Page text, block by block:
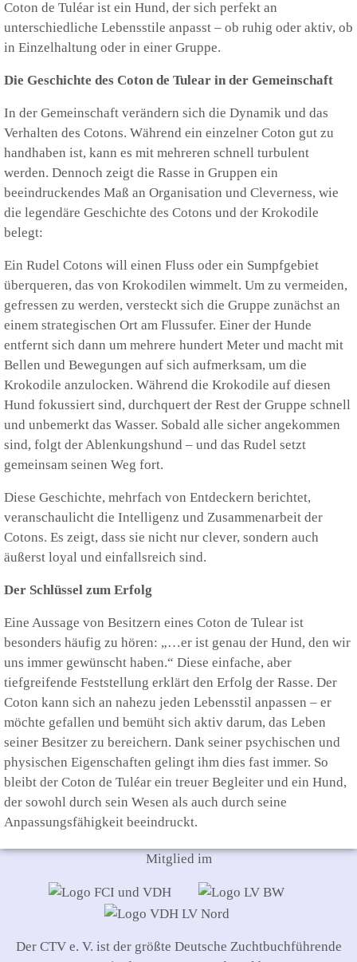
Coton de Tuléar ist ein Hund, der sich perfekt an
unterschiedliche Lebensstile anpasst – ob ruhig oder aktiv, ob
in Einzelhaltung oder in einer Gruppe.
Die Geschichte des Coton de Tulear in der Gemeinschaft
In der Gemeinschaft verändern sich die Dynamik und das
Verhalten des Cotons. Während ein einzelner Coton gut zu
handhaben ist, kann es mit mehreren schnell turbulent
werden. Dennoch zeigt die Rasse in Gruppen ein
beeindruckendes Maß an Organisation und Cleverness, wie
die legendäre Geschichte des Cotons und der Krokodile
belegt:
Ein Rudel Cotons will einen Fluss oder ein Sumpfgebiet
überqueren, das von Krokodilen wimmelt. Um zu vermeiden,
gefressen zu werden, versteckt sich die Gruppe zunächst an
einem strategischen Ort am Flussufer. Einer der Hunde
entfernt sich dann um mehrere hundert Meter und macht mit
Bellen und Bewegungen auf sich aufmerksam, um die
Krokodile anzulocken. Während die Krokodile auf diesen
Hund fokussiert sind, durchquert der Rest der Gruppe schnell
und unbemerkt das Wasser. Sobald alle sicher angekommen
sind, folgt der Ablenkungshund – und das Rudel setzt
gemeinsam seinen Weg fort.
Diese Geschichte, mehrfach von Entdeckern berichtet,
veranschaulicht die Intelligenz und Zusammenarbeit der
Cotons. Es zeigt, dass sie nicht nur clever, sondern auch
äußerst loyal und einfallsreich sind.
Der Schlüssel zum Erfolg
Eine Aussage von Besitzern eines Coton de Tulear ist
besonders häufig zu hören: „…er ist genau der Hund, den wir
uns immer gewünscht haben.“ Diese einfache, aber
tiefgreifende Feststellung erklärt den Erfolg der Rasse. Der
Coton kann sich an nahezu jeden Lebensstil anpassen – er
möchte gefallen und bemüht sich aktiv darum, das Leben
seiner Besitzer zu bereichern. Dank seiner psychischen und
physischen Eigenschaften gelingt ihm dies fast immer. So
bleibt der Coton de Tuléar ein treuer Begleiter und ein Hund,
der sowohl durch sein Wesen als auch durch seine
Anpassungsfähigkeit beeindruckt.
Mitglied im
Der CTV e. V. ist der größte Deutsche Zuchtbuchführende